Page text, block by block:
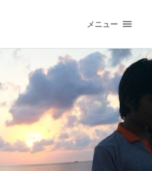
メニュー